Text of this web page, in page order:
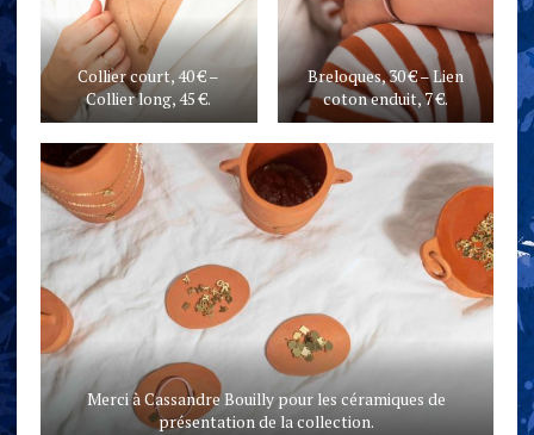
Collier court, 40 € –
Collier long, 45 €.
Breloques, 30 € – Lien
coton enduit, 7 €.
Merci à Cassandre Bouilly pour les céramiques de
présentation de la collection.